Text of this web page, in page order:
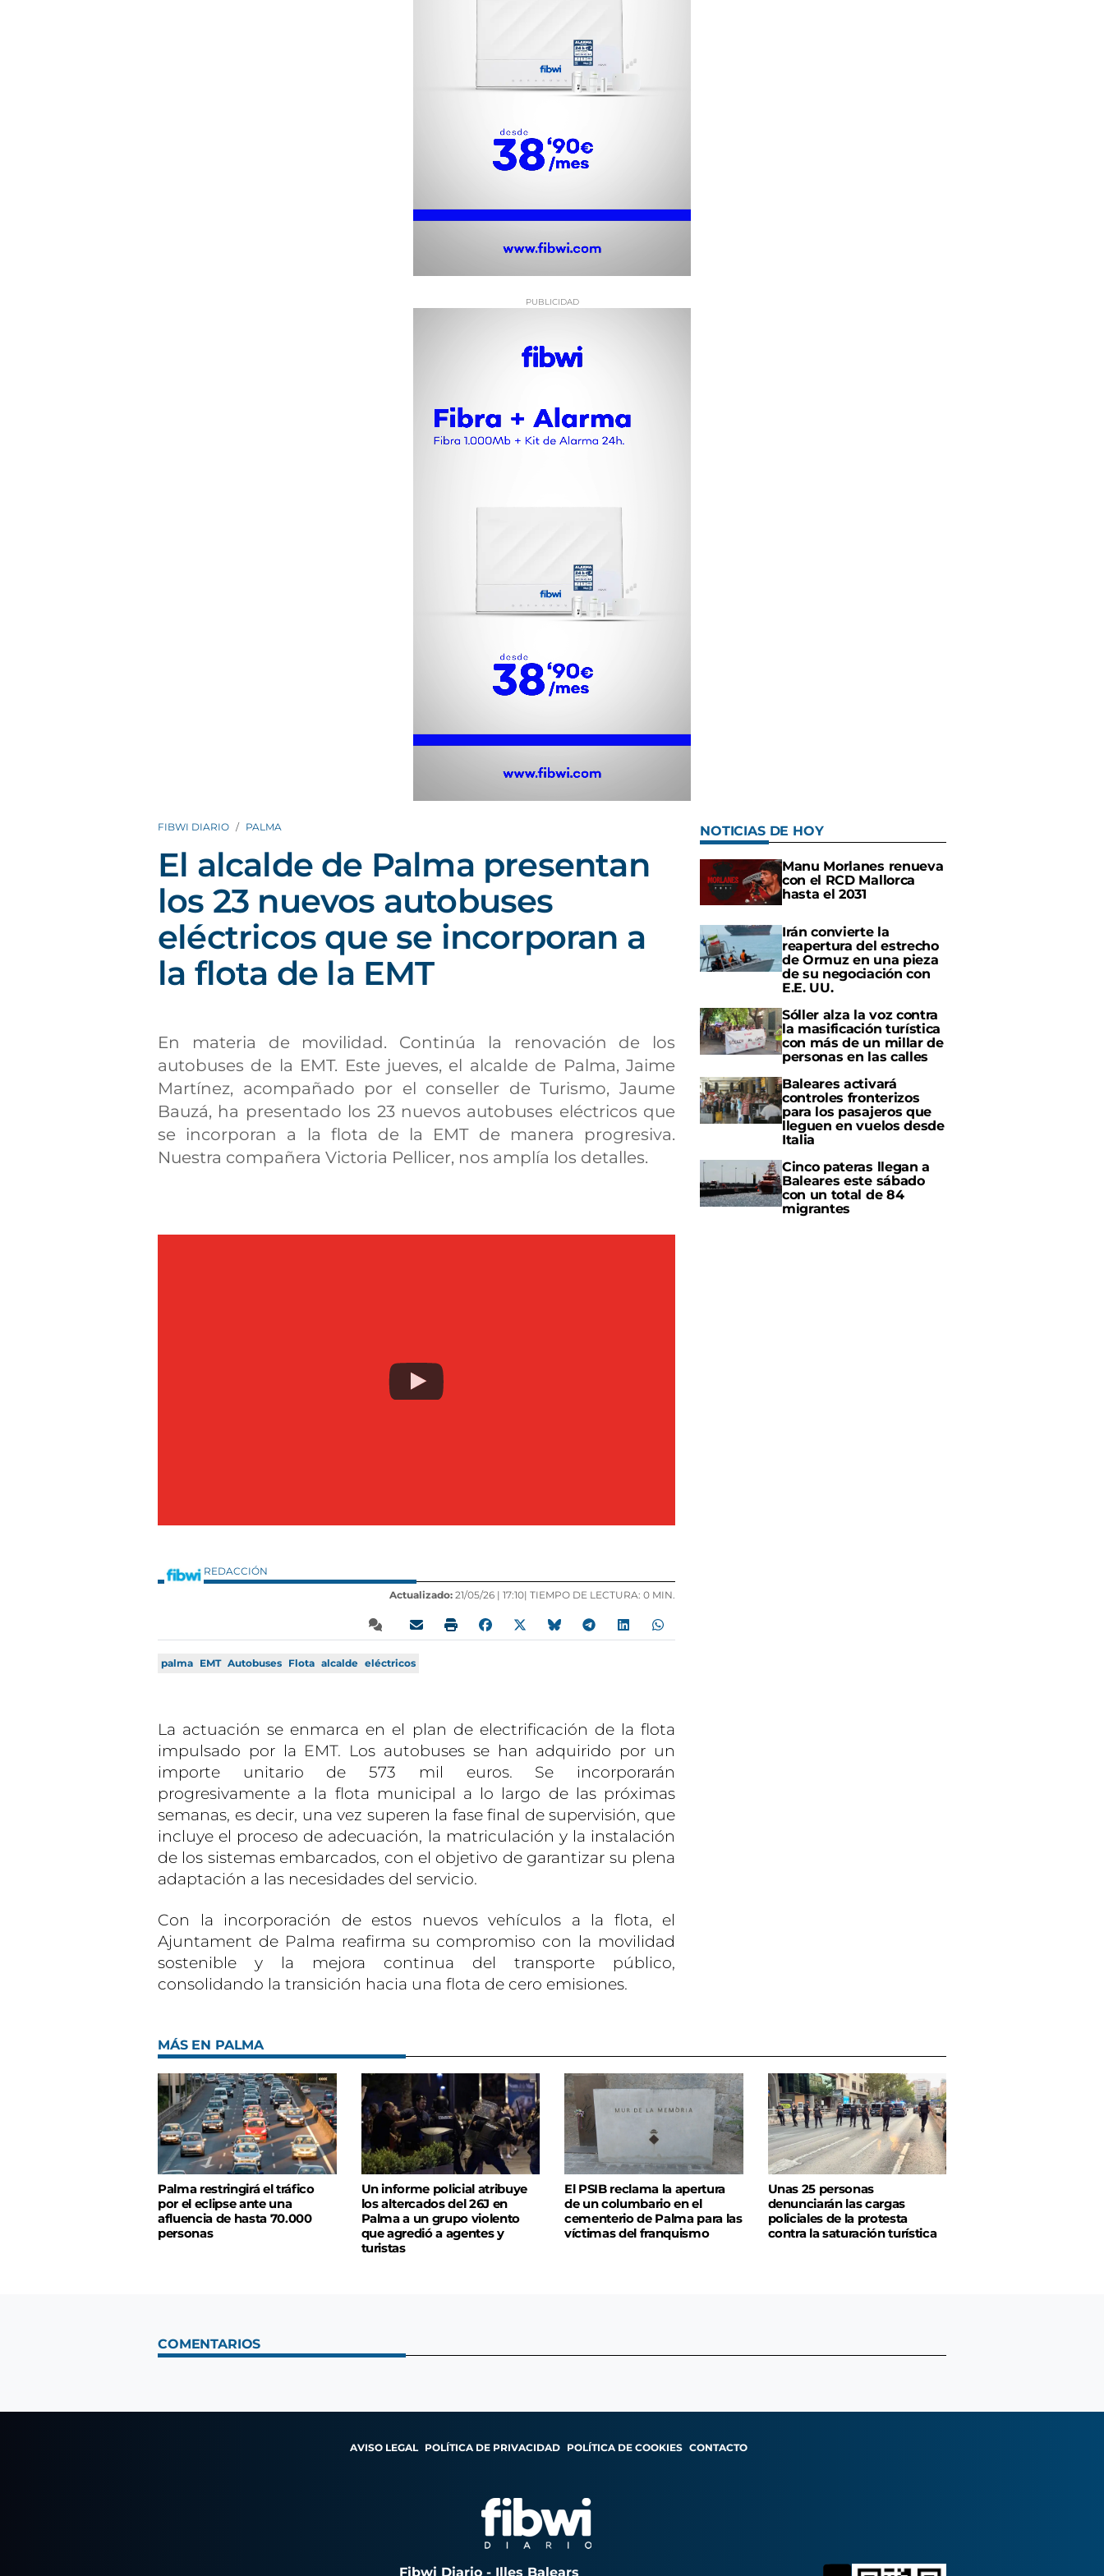
FIBWI DIARIO PALMA
El alcalde de Palma presentan
los 23 nuevos autobuses
eléctricos que se incorporan a
la flota de la EMT
En materia de movilidad. Continúa la renovación de los
autobuses de la EMT. Este jueves, el alcalde de Palma, Jaime
Martínez, acompañado por el conseller de Turismo, Jaume
Bauzá, ha presentado los 23 nuevos autobuses eléctricos que
se incorporan a la flota de la EMT de manera progresiva.
Nuestra compañera Victoria Pellicer, nos amplía los detalles.
REDACCIÓN
Actualizado: 21/05/26 | 17:10| TIEMPO DE LECTURA: 0 MIN.
palma EMT Autobuses Flota alcalde eléctricos
La actuación se enmarca en el plan de electrificación de la flota
impulsado por la EMT. Los autobuses se han adquirido por un
importe unitario de 573 mil euros. Se incorporarán
progresivamente a la flota municipal a lo largo de las próximas
semanas, es decir, una vez superen la fase final de supervisión, que
incluye el proceso de adecuación, la matriculación y la instalación
de los sistemas embarcados, con el objetivo de garantizar su plena
adaptación a las necesidades del servicio.
Con la incorporación de estos nuevos vehículos a la flota, el
Ajuntament de Palma reafirma su compromiso con la movilidad
sostenible y la mejora continua del transporte público,
consolidando la transición hacia una flota de cero emisiones.
NOTICIAS DE HOY
Manu Morlanes renueva
con el RCD Mallorca
hasta el 2031
Irán convierte la
reapertura del estrecho
de Ormuz en una pieza
de su negociación con
E.E. UU.
Sóller alza la voz contra
la masificación turística
con más de un millar de
personas en las calles
Baleares activará
controles fronterizos
para los pasajeros que
lleguen en vuelos desde
Italia
Cinco pateras llegan a
Baleares este sábado
con un total de 84
migrantes
MÁS EN PALMA
Palma restringirá el tráfico
por el eclipse ante una
afluencia de hasta 70.000
personas
Un informe policial atribuye
los altercados del 26J en
Palma a un grupo violento
que agredió a agentes y
turistas
El PSIB reclama la apertura
de un columbario en el
cementerio de Palma para las
víctimas del franquismo
Unas 25 personas
denunciarán las cargas
policiales de la protesta
contra la saturación turística
COMENTARIOS
AVISO LEGAL POLÍTICA DE PRIVACIDAD POLÍTICA DE COOKIES CONTACTO
Fibwi Diario - Illes Balears